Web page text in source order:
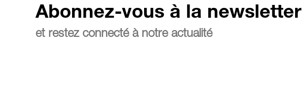
Abonnez-vous à la newsletter
et restez connecté à notre actualité